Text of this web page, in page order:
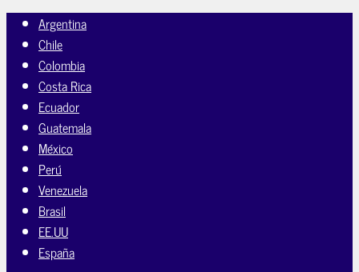
Argentina
Chile
Colombia
Costa Rica
Ecuador
Guatemala
México
Perú
Venezuela
Brasil
EE.UU
España